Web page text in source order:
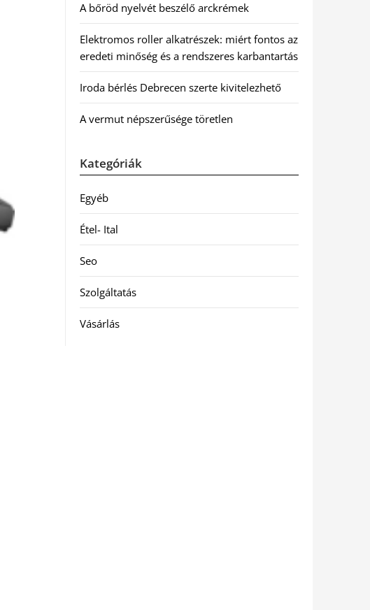
A bőröd nyelvét beszélő arckrémek
Elektromos roller alkatrészek: miért fontos az
eredeti minőség és a rendszeres karbantartás
Iroda bérlés Debrecen szerte kivitelezhető
A vermut népszerűsége töretlen
Kategóriák
Egyéb
Étel- Ital
Seo
Szolgáltatás
Vásárlás